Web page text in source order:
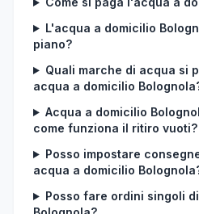
L'acqua a domicilio
piano?
Quali marche di acqua si
acqua a domicilio
Acqua a domicilio
come funziona il ritiro vuoti?
Posso impostare
acqua a domicilio
Posso fare ordini singoli